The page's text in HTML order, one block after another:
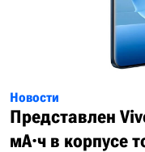
Новости
Представлен
мА·ч в корпусе